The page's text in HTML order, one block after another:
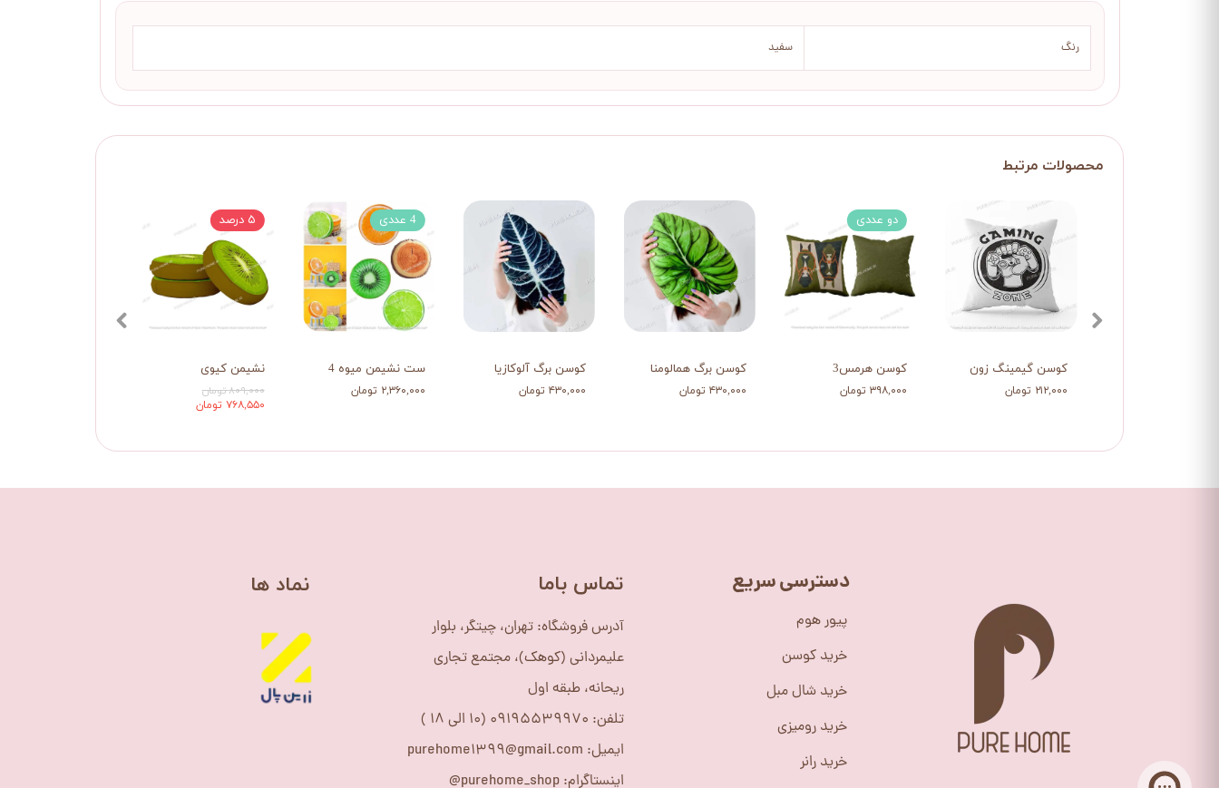
رنگ سفید
نشیمن کیوی
۸۰۹,۰۰۰ تومان
۷۶۸,۵۵۰ تومان
۵ درصد
ست نشیمن میوه 4
۲,۳۶۰,۰۰۰ تومان
4 عددی
کوسن برگ آلوکازیا
۴۳۰,۰۰۰ تومان
کوسن برگ همالومنا
۴۳۰,۰۰۰ تومان
کوسن هرمس3
۳۹۸,۰۰۰ تومان
دو عددی
کوسن گیمینگ زون
۲۱۲,۰۰۰ تومان
پیور هوم
خرید کوسن
خرید شال مبل
خرید رومیزی
خرید رانر
دسترسی سریع ​تماس باما
آدرس فروشگاه: تهران، چیتگر، بلوار
علیمردانی (کوهک)، مجتمع تجاری
ریحانه، طبقه اول
تلفن: 09195539970 (10 الی 18 )
ایمیل: purehome1399@gmail.com
اینستاگرام: purehome_shop@
​نماد ها